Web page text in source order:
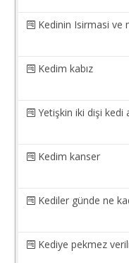
Kedinin Isirmasi ve
Kedim kabız
Yetişkin iki dişi kedi
Kedim kanser
Kediler günde ne
Kediye pekmez